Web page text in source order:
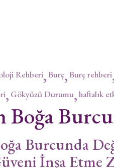
Rehberi Burç Burç rehberi
Gökyüzü Durumu haftalık
Boğa
Burcunda
İnşa Etme